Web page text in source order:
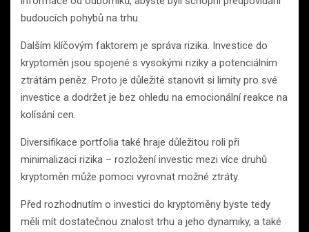
budoucích pohybů na trhu.
Dalším klíčovým faktorem je správa rizika. Investice do
kryptoměn jsou spojené s vysokými riziky a potenciálním
ztrátám peněz. Proto je důležité stanovit si limity pro své
investice a dodržet je bez ohledu na emocionální reakce na
kolísání cen.
Diversifikace portfolia také hraje důležitou roli při
minimalizaci rizika – rozložení investic mezi více druhů
kryptoměn může pomoci vyrovnat možné ztráty.
Před rozhodnutím o investici do kryptoměny byste tedy
měli mít dostatečnou znalost trhu a jeho dynamiky, a také